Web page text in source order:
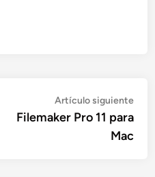
Artículo siguiente
Filemaker Pro 11 para
Mac